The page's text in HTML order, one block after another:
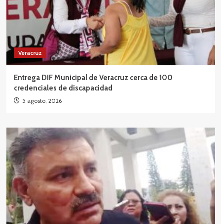
Veracruz
Entrega DIF Municipal de Veracruz cerca de 100
credenciales de discapacidad
5 agosto, 2026